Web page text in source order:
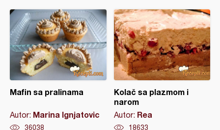
Mafin sa pralinama
Autor: Marina Ignjatovic
36038
Kolač sa plazmom i
narom
Autor: Rea
18633